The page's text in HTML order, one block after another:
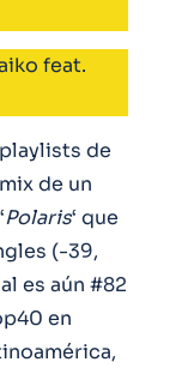
feat.
de
de un
Polaris‘ que
(-39,
es aún #82
en